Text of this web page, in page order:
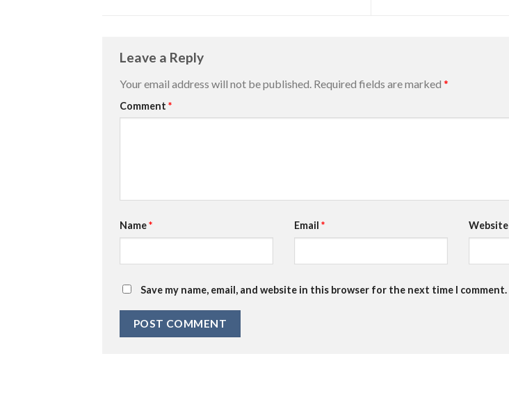
Leave a Reply
Your email address will not be published. Required fields are marked *
Comment *
Name* Email * Website
Save my name, email, and website in this browser for the next time I comment.